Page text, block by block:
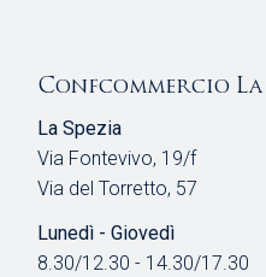
Confcommercio La
La Spezia
Via Fontevivo, 19/f
Via del Torretto, 57
Lunedì - Giovedì
8.30/12.30 - 14.30/17.30